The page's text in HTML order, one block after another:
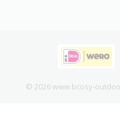
© 2026 www.bcosy-